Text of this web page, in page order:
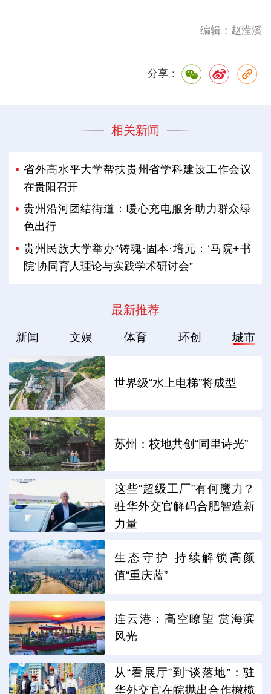
编辑：赵滢溪
分享：
相关新闻
省外高水平大学帮扶贵州省学科建设工作会议
在贵阳召开
贵州沿河团结街道：暖心充电服务助力群众绿
色出行
贵州民族大学举办“铸魂·固本·培元：‘马院+书
院’协同育人理论与实践学术研讨会”
最新推荐
新闻 文娱 体育 环创 城市
世界级“水上电梯”将成型
苏州：校地共创“同里诗光”
这些“超级工厂”有何魔力？
驻华外交官解码合肥智造新
力量
生态守护 持续解锁高颜
值“重庆蓝”
连云港：高空瞭望 赏海滨
风光
从“看展厅”到“谈落地”：驻
华外交官在皖抛出合作橄榄